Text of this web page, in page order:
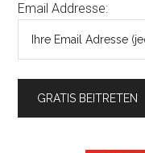
Email Addresse: